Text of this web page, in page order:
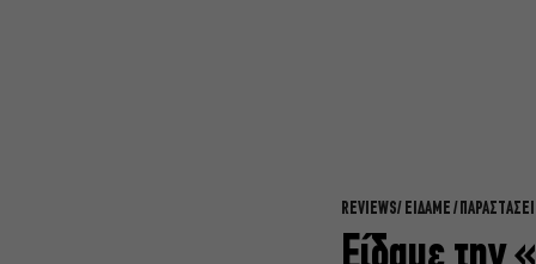
REVIEWS ΕΙΔΑΜΕ /